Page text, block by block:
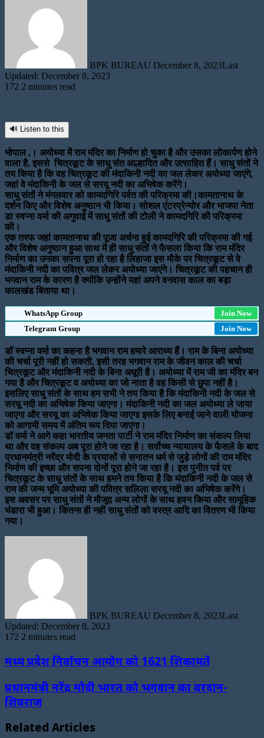
BPK BUREAU December 8, 2023Last
Updated: December 8, 2023
172 2 minutes read
🔊 Listen to this
भोपाल ,। अयोध्या में राम मंदिर का निर्माण हो चुका है और उसका लोकार्पण होने
वाला है, इससे चित्रकूट के साधु संत आल्हादित और उत्साहित हैं। साधु संतों ने
तय किया है कि वह चित्रकूट की मंदाकिनी नदी का जल लेकर अयोध्या जाएंगे,
जहां वे मंदाकिनी के जल से सरयू नदी का अभिषेक करेंगे।
साधु संतों ने मंगलवार को कामदगिरि पर्वत की परिक्रमा की।कामतानाथ के
दर्शन किए और विशेष अनुष्ठान भी किया। सोशल एंटरप्रेन्योर और भाजपा नेता
डा स्वप्ना वर्मा की अगुवाई में साधु संतों की टोली ने कामदगिरि की परिक्रमा
की।
एक तरफ जहां कामतानाथ की पूजा अर्चना हुई कामदगिरि की परिक्रमा की गई
और विशेष अनुष्ठान हुआ साथ में ही साधु संतों ने फैसला किया कि राम मंदिर
निर्माण का उनका सपना पूरा हो रहा है लिहाजा इस मौके पर चित्रकूट से वे
मंदाकिनी नदी का पवित्र जल लेकर अयोध्या जाएंगे। चित्रकूट की पहचान ही
भगवान राम के कारण है क्योंकि उन्होंने यहां अपने वनवास काल का बड़ा
कालखंड बिताया था।
WhatsApp Group
Join Now
Telegram Group
Join Now
डॉ स्वप्ना वर्मा का कहना है भगवान राम हमारे आराध्य हैं। राम के बिना अयोध्या
की चर्चा पूरी नहीं हो सकती, इसी तरह भगवान राम के जीवन काल की चर्चा
चित्रकूट और मंदाकिनी नदी के बिना अधूरी है। अयोध्या में राम जी का मंदिर बन
गया है और चित्रकूट व अयोध्या का जो नाता है वह किसी से छुपा नहीं है।
इसलिए साधु संतों के साथ हम सभी ने तय किया है कि मंदाकिनी नदी के जल से
सरयू नदी का अभिषेक किया जाएगा। मंदाकिनी नदी का जल अयोध्या ले जाया
जाएगा और सरयू का अभिषेक किया जाएगा इसके लिए बनाई जाने वाली योजना
को आगामी समय में अंतिम रूप दिया जाएगा।
डॉ वर्मा ने आगे कहा भारतीय जनता पार्टी ने राम मंदिर निर्माण का संकल्प लिया
था और वह संकल्प अब पूरा होने जा रहा है। सर्वोच्च न्यायालय के फैसले के बाद
प्रधानमंत्री नरेंद्र मोदी के प्रयासों से सनातन धर्म से जुड़े लोगों की राम मंदिर
निर्माण की इच्छा और सपना दोनों पूरा होने जा रहा है। इस पुनीत पर्व पर
चित्रकूट के साधु संतों के साथ हमने तय किया है कि मंदाकिनी नदी के जल से
राम की जन्म भूमि अयोध्या की पवित्र सलिला सरयू नदी का अभिषेक करेंगे।
इस अवसर पर साधु संतों ने मौजूद अन्य लोगों के साथ हवन किया और सामूहिक
भंडारा भी हुआ। कितना ही नहीं साधु संतों को वस्त्र आदि का वितरण भी किया
गया।
BPK BUREAU December 8, 2023Last
Updated: December 8, 2023
172 2 minutes read
मध्य प्रदेश निर्वाचन आयोग को 1621 शिकायतें
प्रधानमंत्री नरेंद्र मोदी भारत को भगवान का वरदान-
शिवराज
Related Articles